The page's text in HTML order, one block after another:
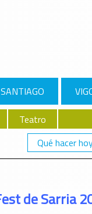
SANTIAGO
Teatro
Qué hacer
de Sarria